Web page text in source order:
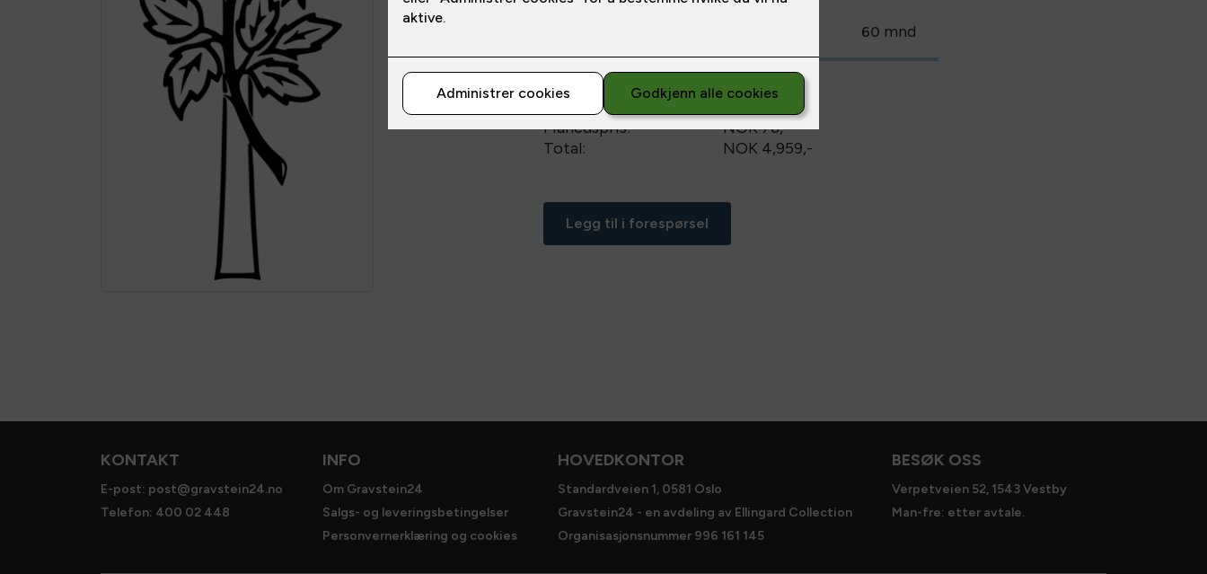
60 mnd
Etableringsgebyr:
Månedspris:
NOK 76,-
Total:
NOK 4,959,-
Legg til i forespørsel
KONTAKT
E-post: post@gravstein24.no
Telefon: 400 02 448
INFO
Om Gravstein24
Salgs- og leveringsbetingelser
Personvernerklæring og cookies
HOVEDKONTOR
Standardveien 1, 0581 Oslo
Gravstein24 - en avdeling av Ellingard Collection
Organisasjonsnummer 996 161 145
BESØK OSS
Verpetveien 52, 1543 Vestby
Man-fre: etter avtale.